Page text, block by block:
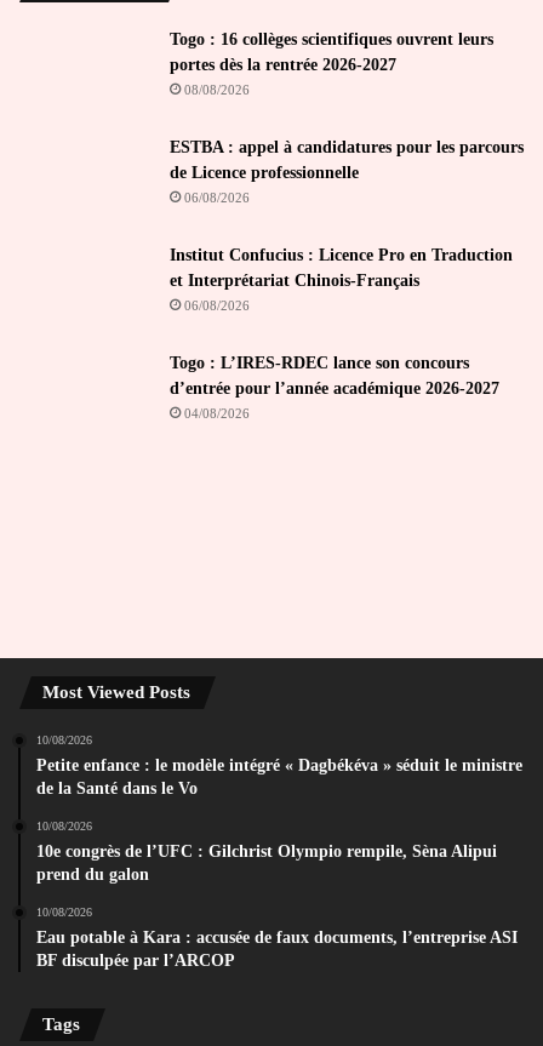
Togo : 16 collèges scientifiques ouvrent leurs
portes dès la rentrée 2026-2027
08/08/2026
ESTBA : appel à candidatures pour les parcours
de Licence professionnelle
06/08/2026
Institut Confucius : Licence Pro en Traduction
et Interprétariat Chinois-Français
06/08/2026
Togo : L’IRES-RDEC lance son concours
d’entrée pour l’année académique 2026-2027
04/08/2026
Most Viewed Posts
10/08/2026
Petite enfance : le modèle intégré « Dagbékéva » séduit le ministre
de la Santé dans le Vo
10/08/2026
10e congrès de l’UFC : Gilchrist Olympio rempile, Sèna Alipui
prend du galon
10/08/2026
Eau potable à Kara : accusée de faux documents, l’entreprise ASI
BF disculpée par l’ARCOP
Tags